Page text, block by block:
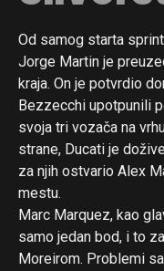
Od samog starta
Jorge Martin je
kraja. On je potvrdio
Bezzecchi upotpunili
svoja tri vozača na
strane, Ducati je
za njih ostvario Alex
mestu.
Marc Marquez, kao
samo jedan bod, i to
Moreirom. Problemi